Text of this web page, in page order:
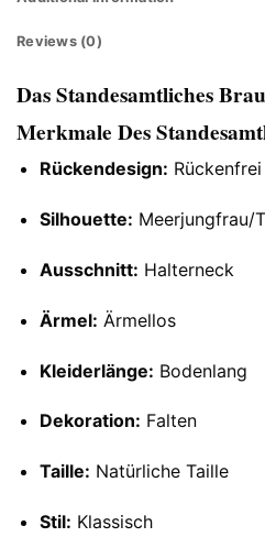
Reviews (0)
Das Standesamtliches
Merkmale Des
Rückendesign: Rückenfrei
Silhouette: Meerjungfrau/
Ausschnitt: Halterneck
Ärmel: Ärmellos
Kleiderlänge: Bodenlang
Dekoration: Falten
Taille: Natürliche Taille
Stil: Klassisch